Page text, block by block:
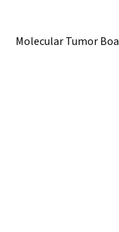
Molecular Tumor